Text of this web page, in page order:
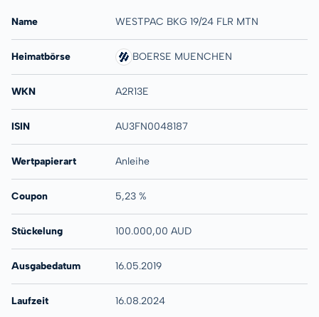
Name WESTPAC BKG 19/24 FLR MTN
Heimatbörse BOERSE MUENCHEN
WKN A2R13E
ISIN AU3FN0048187
Wertpapierart Anleihe
Coupon 5,23 %
Stückelung 100.000,00 AUD
Ausgabedatum 16.05.2019
Laufzeit 16.08.2024